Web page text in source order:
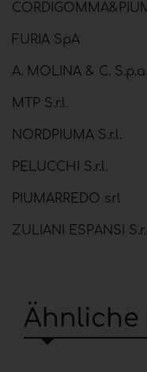
FURIA SpA
A. MOLINA & C. S.p.a.
MTP S.r.l.
NORDPIUMA S.r.l.
PELUCCHI S.r.l.
PIUMARREDO srl
ZULIANI ESPANSI
Ähnliche